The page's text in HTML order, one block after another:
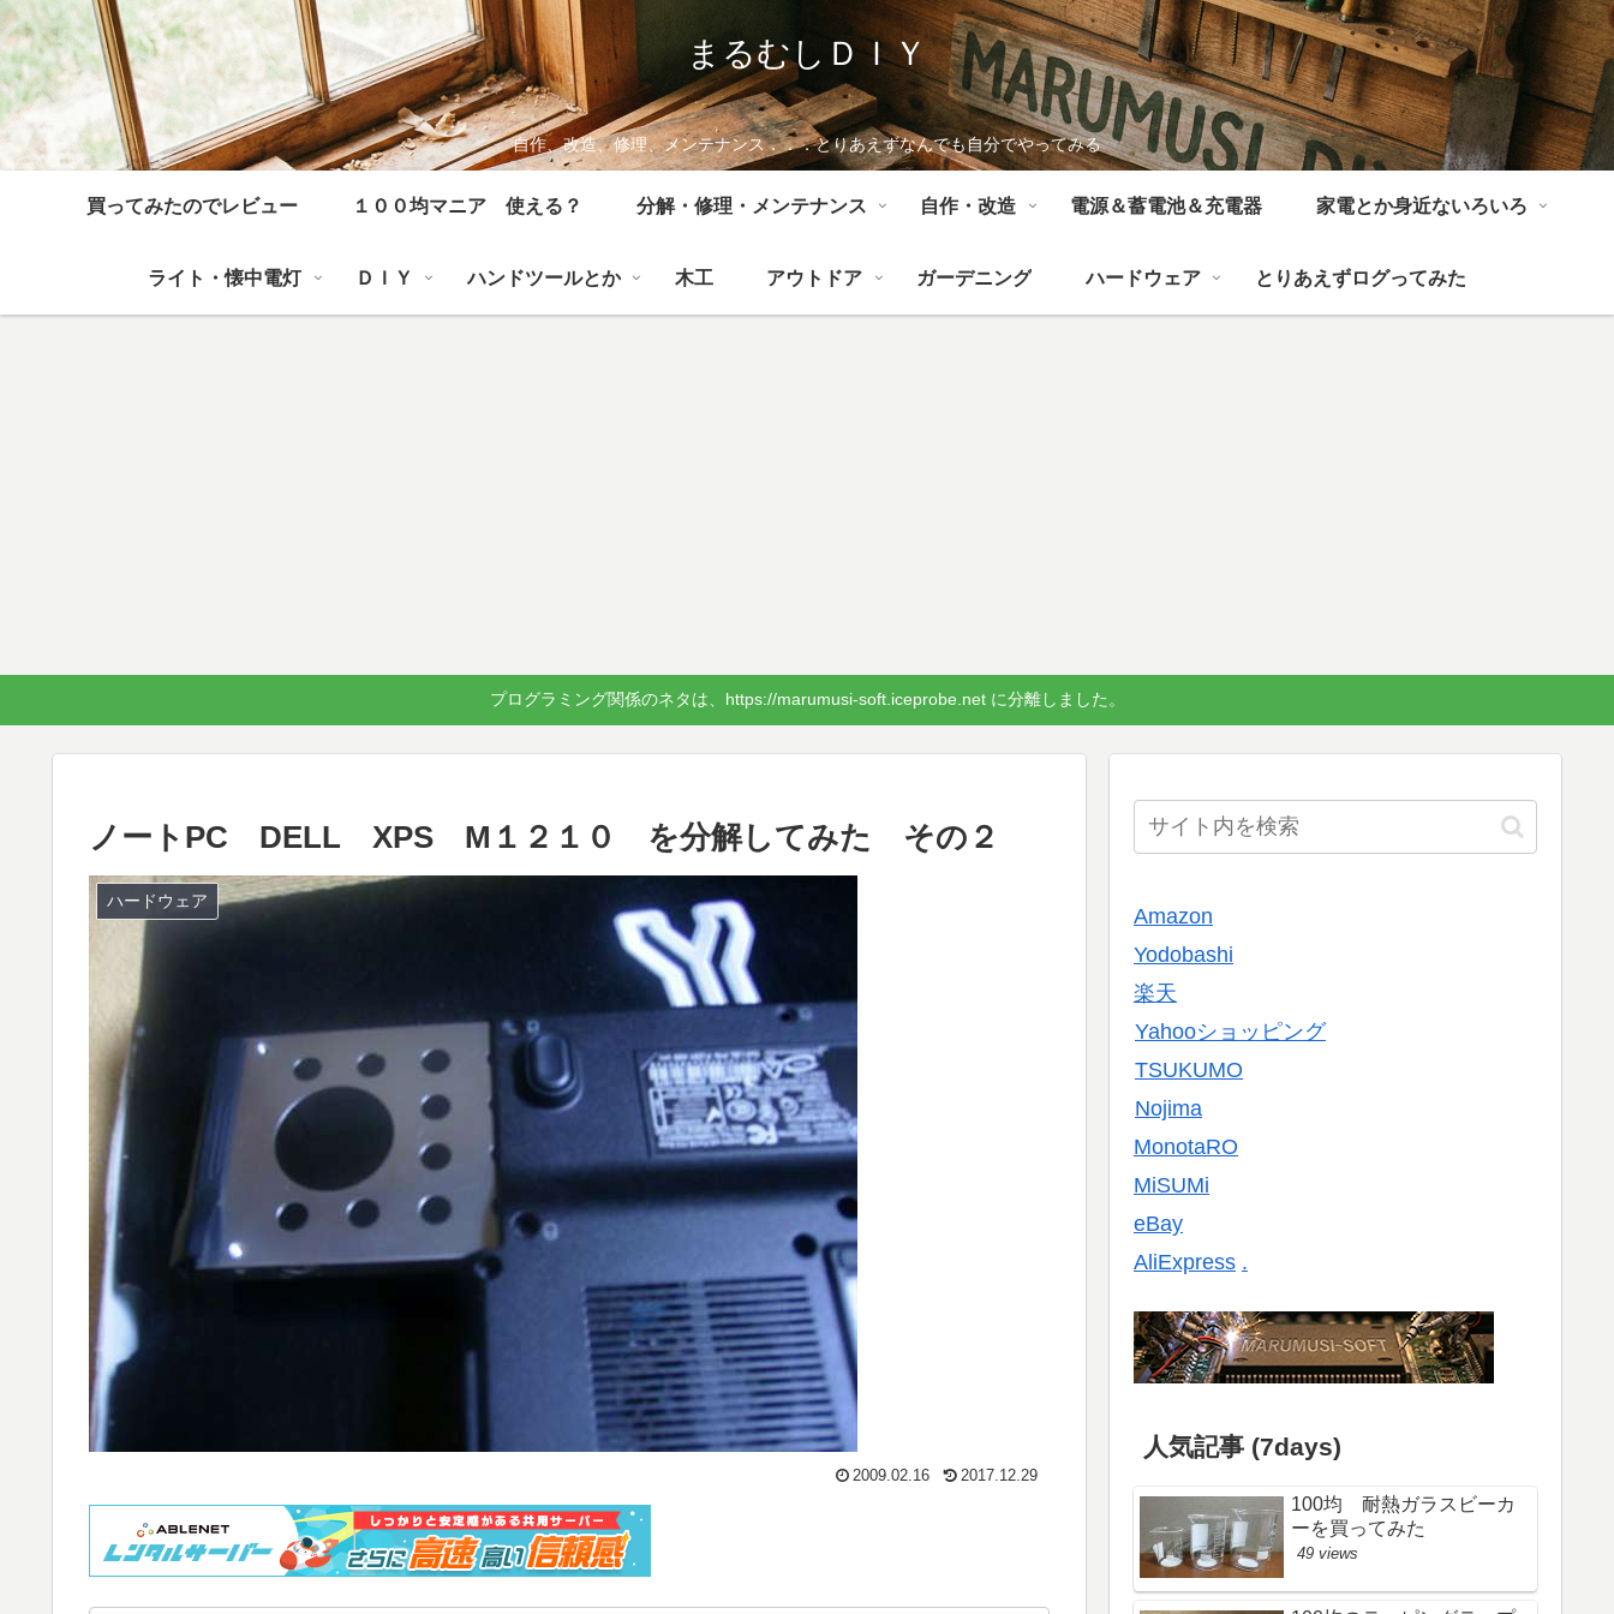
まるむしＤＩＹ
自作、改造、修理、メンテナンス．．．とりあえずなんでも自分でやってみる
買ってみたのでレビュー １００均マニア 使える？ 分解・修理・メンテナンス 自作・改造 電源＆蓄電池＆充電器 家電とか身近ないろいろ
ライト・懐中電灯 ＤＩＹ ハンドツールとか 木工 アウトドア ガーデニング ハードウェア とりあえずログってみた
プログラミング関係のネタは、https://marumusi-soft.iceprobe.net に分離しました。
ノートPC DELL XPS M１２１０ を分解してみた その２
ハードウェア
2009.02.16 2017.12.29
Amazon
Yodobashi
楽天
Yahooショッピング
TSUKUMO
Nojima
MonotaRO
MiSUMi
eBay
AliExpress .
人気記事 (7days)
100均 耐熱ガラスビーカ
ーを買ってみた
49 views